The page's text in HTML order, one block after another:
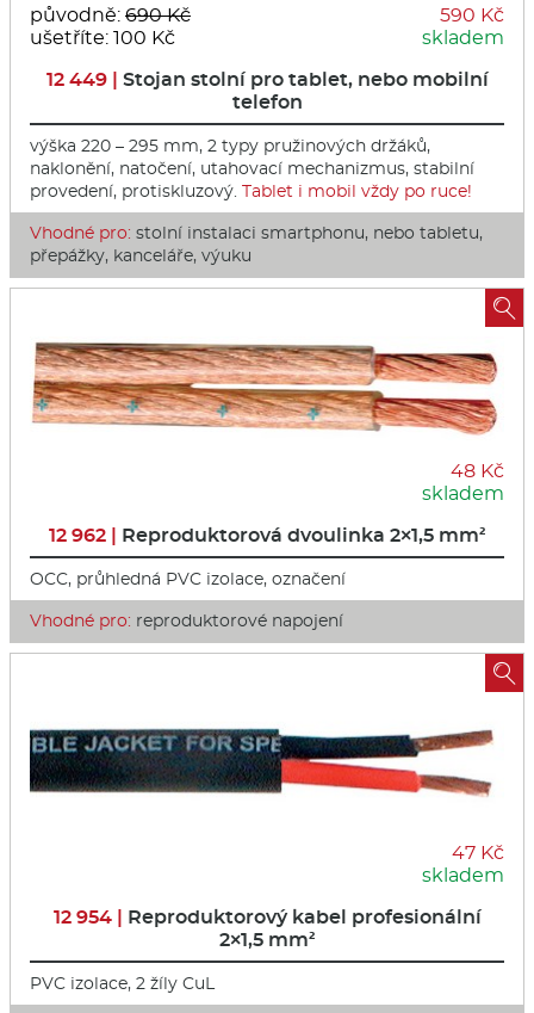
původně: 690 Kč
ušetříte: 100 Kč
590 Kč
skladem
12 449 | Stojan stolní pro tablet, nebo mobilní
telefon
výška 220 – 295 mm, 2 typy pružinových držáků,
naklonění, natočení, utahovací mechanizmus, stabilní
provedení, protiskluzový. Tablet i mobil vždy po ruce!
Vhodné pro: stolní instalaci smartphonu, nebo tabletu,
přepážky, kanceláře, výuku
48 Kč
skladem
12 962 | Reproduktorová dvoulinka 2×1,5 mm²
OCC, průhledná PVC izolace, označení
Vhodné pro: reproduktorové napojení

47 Kč
skladem
12 954 | Reproduktorový kabel profesionální
2×1,5 mm²
PVC izolace, 2 žíly CuL
